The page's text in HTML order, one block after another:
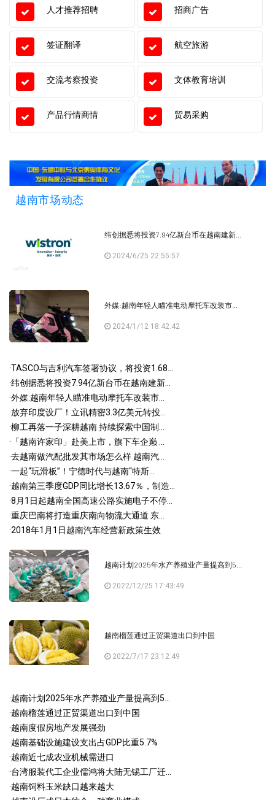
人才推荐招聘 招商广告
签证翻译 航空旅游
交流考察投资 文体教育培训
产品行情商情 贸易采购
越南市场动态
纬创据悉将投资7.94亿新台币在越南建新...
2024/6/25 22:55:57
外媒:越南年轻人瞄准电动摩托车改装市...
2024/1/12 18:42:42
·TASCO与吉利汽车签署协议，将投资1.68...
·纬创据悉将投资7.94亿新台币在越南建新...
·外媒:越南年轻人瞄准电动摩托车改装市...
·放弃印度设厂！立讯精密3.3亿美元转投...
·柳工再落一子深耕越南 持续探索中国制...
· 「越南许家印」赴美上市，旗下车企巅 ...
·去越南做汽配批发其市场怎么样 越南汽...
·一起“玩滑板”！宁德时代与越南“特斯...
·越南第三季度GDP同比增长13.67％，制造...
·8月1日起越南全国高速公路实施电子不停...
·重庆巴南将打造重庆南向物流大通道 东...
·2018年1月1日越南汽车经营新政策生效
越南计划2025年水产养殖业产量提高到5...
2022/12/25 17:43:49
越南榴莲通过正贸渠道出口到中国
2022/7/17 23:12:49
·越南计划2025年水产养殖业产量提高到5...
·越南榴莲通过正贸渠道出口到中国
·越南度假房地产发展强劲
·越南基础设施建设支出占GDP比重5.7%
·越南近七成农业机械需进口
·台湾服装代工企业儒鸿将大陆无锡工厂迁...
·越南饲料玉米缺口越来越大